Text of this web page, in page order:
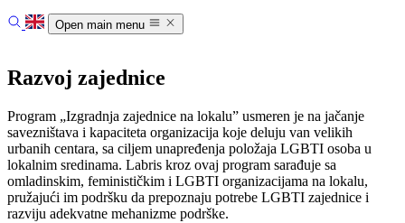
Open main menu
Vesti
Oblasti rada
O nama
Biblioteka
Kontakt
Razvoj zajednice
Program „Izgradnja zajednice na lokalu” usmeren je na jačanje
savezništava i kapaciteta organizacija koje deluju van velikih
urbanih centara, sa ciljem unapređenja položaja LGBTI osoba u
lokalnim sredinama. Labris kroz ovaj program sarađuje sa
omladinskim, feminističkim i LGBTI organizacijama na lokalu,
pružajući im podršku da prepoznaju potrebe LGBTI zajednice i
razviju adekvatne mehanizme podrške.